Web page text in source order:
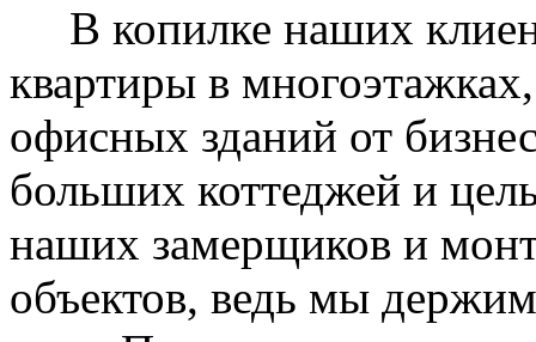
В копилке наших
квартиры в
офисных зданий от
больших коттеджей и
наших замерщиков и
объектов, ведь мы